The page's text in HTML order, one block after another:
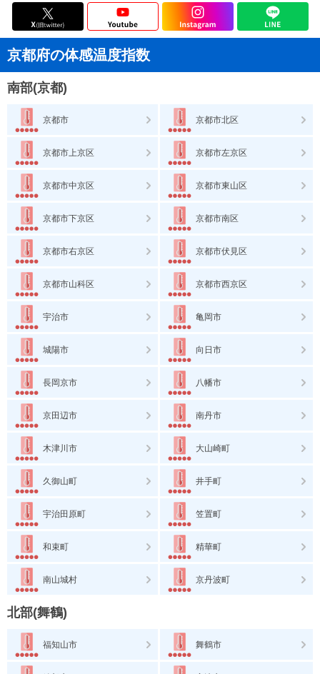
京都府の体感温度指数
南部(京都)
京都市 京都市北区
京都市上京区 京都市左京区
京都市中京区 京都市東山区
京都市下京区 京都市南区
京都市右京区 京都市伏見区
京都市山科区 京都市西京区
宇治市 亀岡市
城陽市 向日市
長岡京市 八幡市
京田辺市 南丹市
木津川市 大山崎町
久御山町 井手町
宇治田原町 笠置町
和束町 精華町
南山城村 京丹波町
北部(舞鶴)
福知山市 舞鶴市